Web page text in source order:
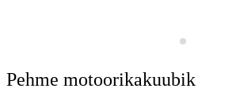
Pehme motoorikakuubik